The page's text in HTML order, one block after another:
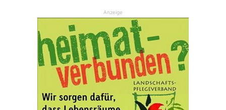
Anzeige